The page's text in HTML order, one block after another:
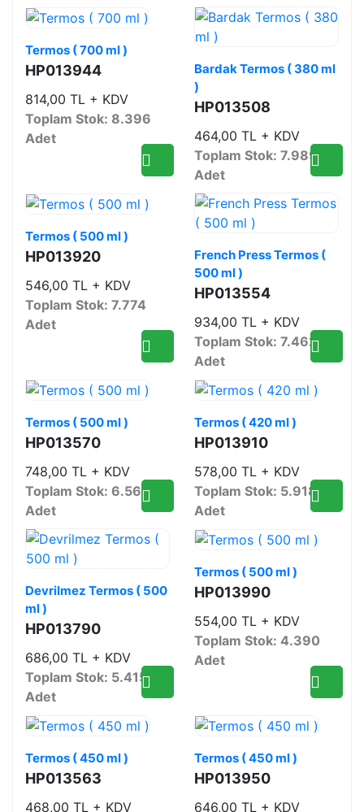
Termos ( 700 ml )
HP013944
814,00 TL + KDV
Toplam Stok: 8.396
Adet
Bardak Termos ( 380 ml
)
HP013508
464,00 TL + KDV
Toplam Stok: 7.989
Adet
Termos ( 500 ml )
HP013920
546,00 TL + KDV
Toplam Stok: 7.774
Adet
French Press Termos (
500 ml )
HP013554
934,00 TL + KDV
Toplam Stok: 7.462
Adet
Termos ( 500 ml )
HP013570
748,00 TL + KDV
Toplam Stok: 6.560
Adet
Termos ( 420 ml )
HP013910
578,00 TL + KDV
Toplam Stok: 5.918
Adet
Devrilmez Termos ( 500
ml )
HP013790
686,00 TL + KDV
Toplam Stok: 5.415
Adet
Termos ( 500 ml )
HP013990
554,00 TL + KDV
Toplam Stok: 4.390
Adet
Termos ( 450 ml )
HP013563
468,00 TL + KDV
Termos ( 450 ml )
HP013950
646,00 TL + KDV